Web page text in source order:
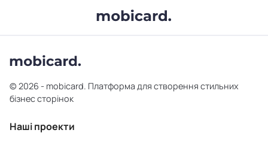
© 2026 - mobicard. Платформа для створення стильних
бізнес сторінок
Наші проекти